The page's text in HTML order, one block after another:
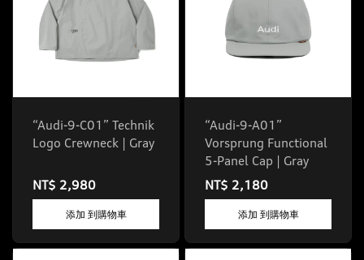
“Audi-9-C01” Technik
Logo Crewneck | Gray
NT$ 2,980
添加 到購物車
“Audi-9-A01”
Vorsprung Functional
5-Panel Cap | Gray
NT$ 2,180
添加 到購物車